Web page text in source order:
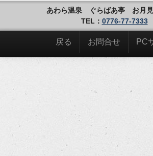
④季節の炊き合わせ
⑤あわびの踊り焼き
⑥肉汁溢れる牛ステーキ
⑦高級魚のどぐろ
⑧板長名物そば料理
その他⑪お吸い物、⑫香
※季節によりお献立が変
いますが、ボリュームは
熱々みそ汁やオリジナル
あわら温泉 ぐらばあ亭 お月
TEL： 0776-77-7333
戻る お問合せ PC